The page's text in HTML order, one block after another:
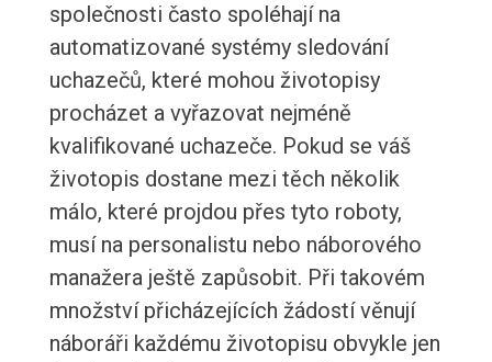
společnosti často spoléhají na
automatizované systémy sledování
uchazečů, které mohou životopisy
procházet a vyřazovat nejméně
kvalifikované uchazeče. Pokud se váš
životopis dostane mezi těch několik
málo, které projdou přes tyto roboty,
musí na personalistu nebo náborového
manažera ještě zapůsobit. Při takovém
množství přicházejících žádostí věnují
náboráři každému životopisu obvykle jen